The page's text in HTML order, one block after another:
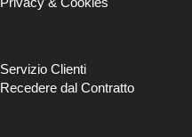
Servizio Clienti
Recedere dal Contratto